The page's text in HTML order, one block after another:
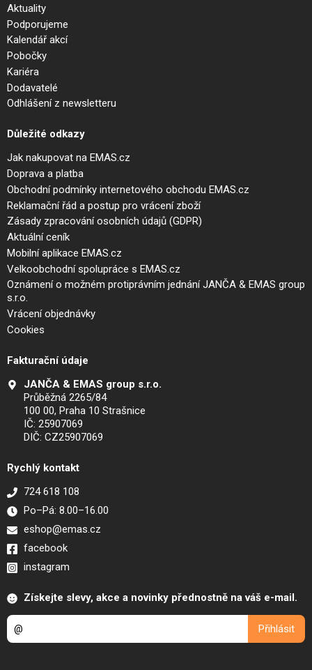
Aktuality
Podporujeme
Kalendář akcí
Pobočky
Kariéra
Dodavatelé
Odhlášení z newsletteru
Důležité odkazy
Jak nakupovat na EMAS.cz
Doprava a platba
Obchodní podmínky internetového obchodu EMAS.cz
Reklamační řád a postup pro vrácení zboží
Zásady zpracování osobních údajů (GDPR)
Aktuální ceník
Mobilní aplikace EMAS.cz
Velkoobchodní spolupráce s EMAS.cz
Oznámení o možném protiprávním jednání JANČA & EMAS group
s.r.o.
Vrácení objednávky
Cookies
Fakturační údaje
JANČA & EMAS group s.r.o.
Průběžná 2265/84
100 00, Praha 10 Strašnice
IČ: 25907069
DIČ: CZ25907069
Rychlý kontakt
724 618 108
Po–Pá: 8.00–16.00
eshop@emas.cz
facebook
instagram
Získejte slevy, akce a novinky přednostně na váš e-mail.